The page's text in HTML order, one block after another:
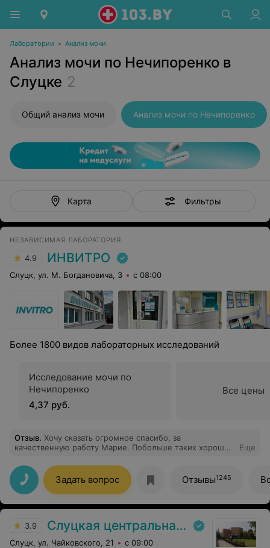
Лаборатории • Анализ мочи
Анализ мочи по Нечипоренко в
Слуцке 2
Общий анализ мочи Анализ мочи по Нечипоренко
Карта Фильтры
НЕЗАВИСИМАЯ ЛАБОРАТОРИЯ
4.9 ИНВИТРО
Слуцк, ул. М. Богдановича, 3 с 08:00
Более 1800 видов лабораторных исследований
Исследование мочи по
Нечипоренко
4,37 руб.
Все цены
Отзыв. Хочу сказать огромное спасибо, за
качественную работу Марие. Побольше таких хороших
Еще
Задать вопрос Отзывы1245
3.9 Слуцкая центральная районная больница
Слуцк, ул. Чайковского, 21 с 09:00